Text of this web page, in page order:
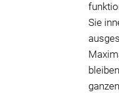
Sie